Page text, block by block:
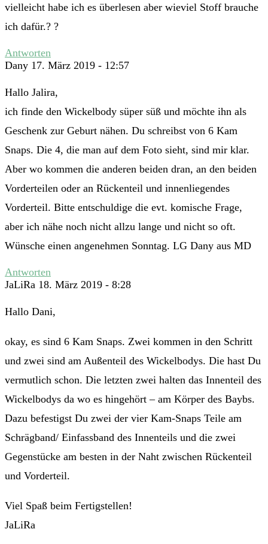
vielleicht habe ich es überlesen aber wieviel Stoff brauche
ich dafür.? ?
Antworten
Dany 17. März 2019 - 12:57
Hallo Jalira,
ich finde den Wickelbody süper süß und möchte ihn als
Geschenk zur Geburt nähen. Du schreibst von 6 Kam
Snaps. Die 4, die man auf dem Foto sieht, sind mir klar.
Aber wo kommen die anderen beiden dran, an den beiden
Vorderteilen oder an Rückenteil und innenliegendes
Vorderteil. Bitte entschuldige die evt. komische Frage,
aber ich nähe noch nicht allzu lange und nicht so oft.
Wünsche einen angenehmen Sonntag. LG Dany aus MD
Antworten
JaLiRa 18. März 2019 - 8:28
Hallo Dani,
okay, es sind 6 Kam Snaps. Zwei kommen in den Schritt
und zwei sind am Außenteil des Wickelbodys. Die hast Du
vermutlich schon. Die letzten zwei halten das Innenteil des
Wickelbodys da wo es hingehört – am Körper des Baybs.
Dazu befestigst Du zwei der vier Kam-Snaps Teile am
Schrägband/ Einfassband des Innenteils und die zwei
Gegenstücke am besten in der Naht zwischen Rückenteil
und Vorderteil.
Viel Spaß beim Fertigstellen!
JaLiRa